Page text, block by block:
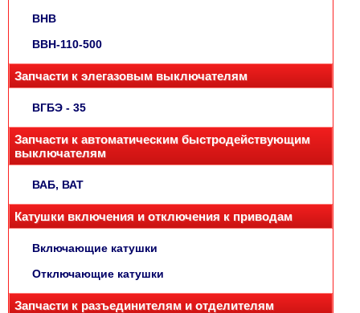
ВНВ
ВВН-110-500
Запчасти к элегазовым выключателям
ВГБЭ - 35
Запчасти к автоматическим быстродействующим
выключателям
ВАБ, ВАТ
Катушки включения и отключения к приводам
Включающие катушки
Отключающие катушки
Запчасти к разъединителям и отделителям